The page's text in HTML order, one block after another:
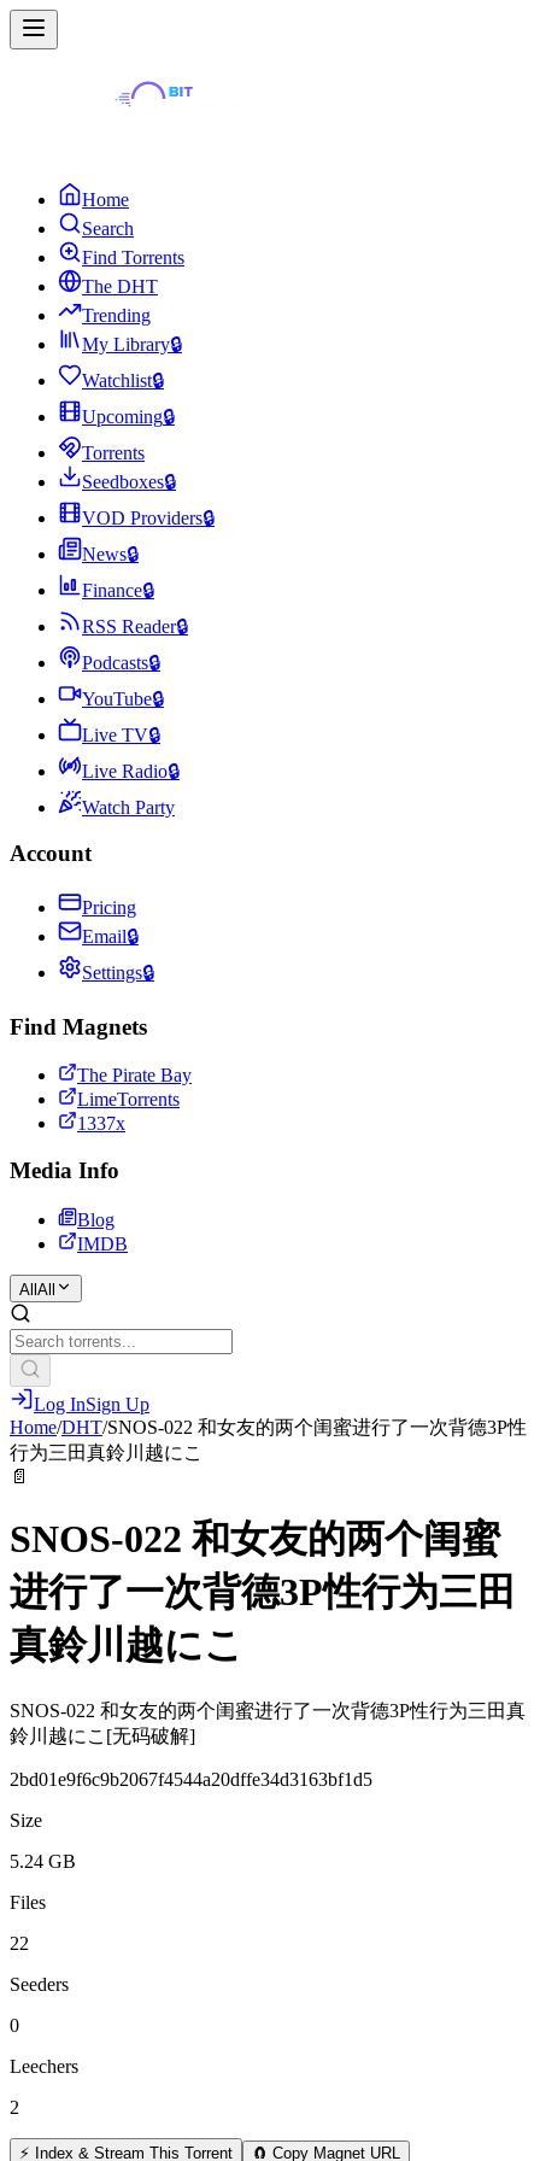
Home
Search
Find Torrents
The DHT
Trending
My Library🔒
Watchlist🔒
Upcoming🔒
Torrents
Seedboxes🔒
VOD Providers🔒
News🔒
Finance🔒
RSS Reader🔒
Podcasts🔒
YouTube🔒
Live TV🔒
Live Radio🔒
Watch Party
Account
Pricing
Email🔒
Settings🔒
Find Magnets
The Pirate Bay
LimeTorrents
1337x
Media Info
Blog
IMDB
All All
Log InSign Up
Home/DHT/SNOS-022 和女友的两个闺蜜进行了一次背德3P性
行为三田真鈴川越にこ
📄
SNOS-022 和女友的两个闺蜜
进行了一次背德3P性行为三田
真鈴川越にこ
SNOS-022 和女友的两个闺蜜进行了一次背德3P性行为三田真
鈴川越にこ[无码破解]
2bd01e9f6c9b2067f4544a20dffe34d3163bf1d5
Size
5.24 GB
Files
22
Seeders
0
Leechers
2
⚡ Index & Stream This Torrent 🧲 Copy Magnet URL